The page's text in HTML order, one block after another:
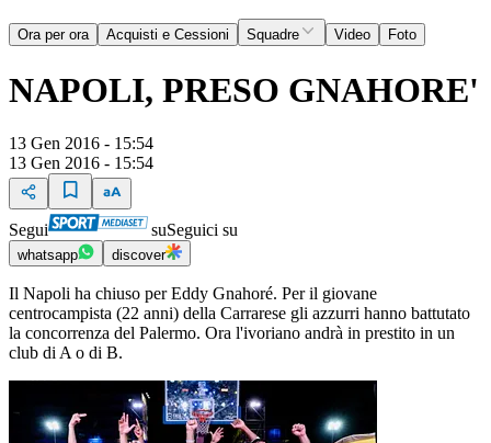
Ora per ora Acquisti e Cessioni Squadre Video Foto
NAPOLI, PRESO GNAHORE'
13 Gen 2016 - 15:54
13 Gen 2016 - 15:54
Segui suSeguici su
whatsapp discover
Il Napoli ha chiuso per Eddy Gnahoré. Per il giovane
centrocampista (22 anni) della Carrarese gli azzurri hanno battutato
la concorrenza del Palermo. Ora l'ivoriano andrà in prestito in un
club di A o di B.